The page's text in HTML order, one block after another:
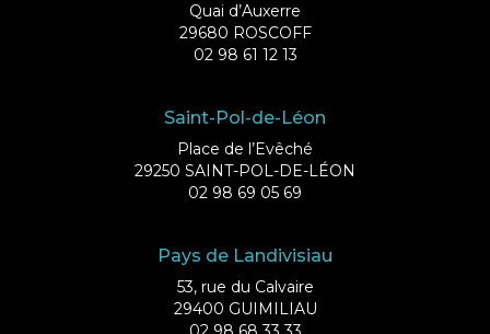
Quai d’Auxerre
29680 ROSCOFF
02 98 61 12 13
Saint-Pol-de-Léon
Place de l’Evêché
29250 SAINT-POL-DE-LÉON
02 98 69 05 69
Pays de Landivisiau
53, rue du Calvaire
29400 GUIMILIAU